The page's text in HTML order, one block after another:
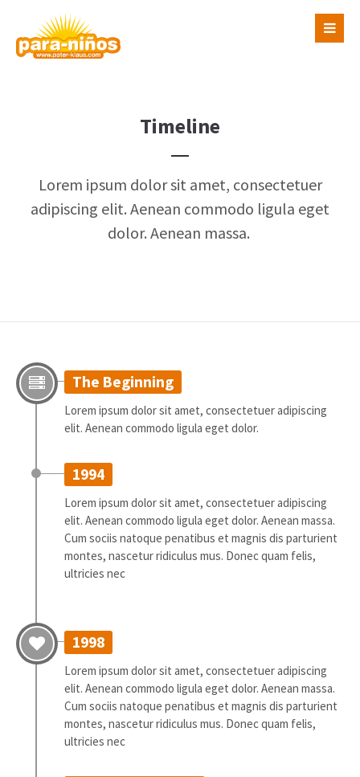
Login
Lost your password?
24h
We offer support for our customers
Get in touch
Cybersteel Inc.
376-293 City Road, Suite 600
San Francisco, CA 94102
Have any questions?
Drop us a line
info@yourdomain.com
About us
Lorem ipsum dolor sit amet, consectetuer adipiscing
Timeline
Lorem ipsum dolor sit amet, consectetuer
adipiscing elit. Aenean commodo ligula eget
dolor. Aenean massa.
The Beginning
Lorem ipsum dolor sit amet, consectetuer adipiscing
elit. Aenean commodo ligula eget dolor.
1994
Lorem ipsum dolor sit amet, consectetuer adipiscing
elit. Aenean commodo ligula eget dolor. Aenean massa.
Cum sociis natoque penatibus et magnis dis parturient
montes, nascetur ridiculus mus. Donec quam felis,
ultricies nec
1998
Lorem ipsum dolor sit amet, consectetuer adipiscing
elit. Aenean commodo ligula eget dolor. Aenean massa.
Cum sociis natoque penatibus et magnis dis parturient
montes, nascetur ridiculus mus. Donec quam felis,
ultricies nec